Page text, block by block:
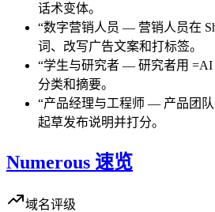
话术变体。
“数字营销人员 — 营销人员在
词、改写广告文案和打标签。
“学生与研究者 — 研究者用
分类和摘要。
“产品经理与工程师 — 产品团
起草发布说明并打分。
Numerous 速览
域名评级